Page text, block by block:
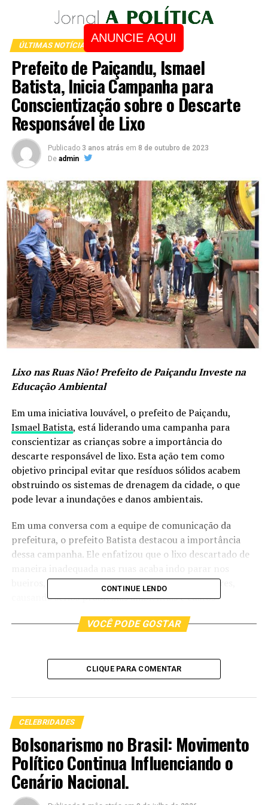
ANUNCIE AQUI
ÚLTIMAS NOTÍCIAS
Prefeito de Paiçandu, Ismael
Batista, Inicia Campanha para
Conscientização sobre o Descarte
Responsável de Lixo
Publicado 3 anos atrás em 8 de outubro de 2023
De admin
Lixo nas Ruas Não! Prefeito de Paiçandu Investe na
Educação Ambiental
Em uma iniciativa louvável, o prefeito de Paiçandu,
Ismael Batista, está liderando uma campanha para
conscientizar as crianças sobre a importância do
descarte responsável de lixo. Esta ação tem como
objetivo principal evitar que resíduos sólidos acabem
obstruindo os sistemas de drenagem da cidade, o que
pode levar a inundações e danos ambientais.
Em uma conversa com a equipe de comunicação da
prefeitura, o prefeito Batista destacou a importância
dessa campanha. Ele enfatizou que o lixo descartado de
bueiros, que por sua vez desaguam nos rios e mares,
causando sérios problemas ambientais e custos
CONTINUE LENDO
VOCÊ PODE GOSTAR
CLIQUE PARA COMENTAR
CELEBRIDADES
Bolsonarismo no Brasil: Movimento
Político Continua Influenciando o
Cenário Nacional.